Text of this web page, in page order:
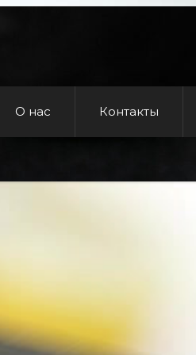
О нас Контакты